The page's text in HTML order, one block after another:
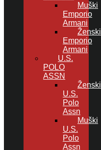
Muški
Emporio
Armani
Ženski
Emporio
Armani
U.S.
POLO
ASSN
Ženski
U.S.
Polo
Assn
Muški
U.S.
Polo
Assn